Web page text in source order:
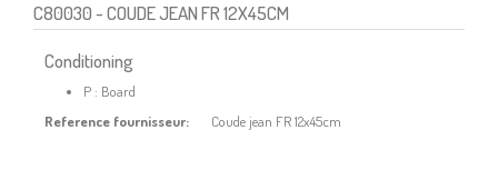
C80030- COUDE JEAN FR 12X45CM
Conditioning
P : Board
Reference fournisseur:
Coude jean FR 12x45cm